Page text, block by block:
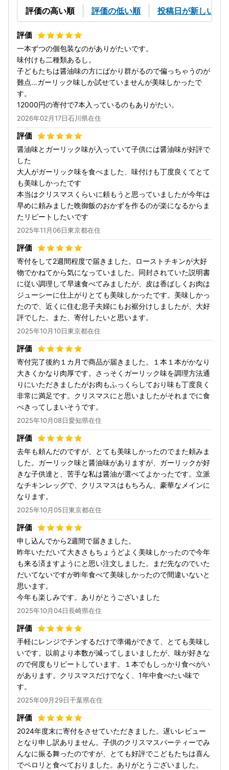
評価の高い順 評価の低い順 投稿日が新しい順
一本ずつの個包装なのがありがたいです。
味付けも二種類あるし。
子どもたちは醤油味の方にばかり群がるので偏っちゃうのが
難点…ガーリック味しか試せていませんが美味しかったで
す。
12000円の寄付で7本入っているのもありがたい。
2026年02月17日石川県在住
醤油味とガーリック味が入っていて子供には醤油味が好評で
した
大人がガーリック味を食べました、味付けも丁度良くてとて
も美味しかったです
本当はクリスマスくらいに頼もうと思っていましたが今年は
早めに頼みました晩御飯のおかずを作るのが楽になるからま
たリピートしたいです
2025年11月06日東京都在住
寄付をして2週間程度で届きました。ローストチキンが大好
物でかねてから気になっていました。同封されていた説明書
に従い調理して早速食べてみましたが、皮は香ばしくお肉は
ジューシーに仕上がりとても美味しかったです。美味しかっ
たので、近くに住む息子夫婦にもお裾分けしましたが、大好
評でした。また、寄付したいと思います。
2025年10月10日東京都在住
寄付完了後約１カ月で商品が届きました。１本１本がかなり
大きくかなり肉厚です。さっそくガーリック味を調理方法通
りにいただきましたがお肉もふっくらしており味も丁度良く
非常に満足です。クリスマスにと思いましたがそれまでに食
べきってしまいそうです。
2025年10月08日愛知県在住
去年も頼んだのですが、とても美味しかったのでまた頼みま
した。ガーリック味と醤油味がありますが、ガーリックが好
きな子供達と、苦手な私は醤油が選べてよかったです。立派
なチキンレッグで、クリスマスはもちろん、豪華なメインに
なります。
2025年10月05日東京都在住
申し込んでから2週間で届きました。
昨年いただいて大きさもちょうどよく美味しかったので今年
も来る済ますようにと思い注文しました。まだ先なのでいた
だいてないですが昨年食べて美味しかったので間違いないと
思います。
今年も楽しみです。ありがとうございました
2025年10月04日長崎県在住
手軽にレンジでチンするだけで準備ができて、とても美味し
いです。以前より本数が減ってしまいましたが、味が好きな
ので何度もリピートしています。１本でもしっかり食べがい
があります。クリスマスだけでなく、1年中食べたい味で
す。
2025年09月29日千葉県在住
2024年度末に寄付をさせていただきました。遅いレビュー
となり申し訳ありません。子供のクリスマスパーティーでみ
んなに振る舞ったのですが、とても好評でこどもたちは喜ん
でペロリと食べておりました。ありがとうございました。